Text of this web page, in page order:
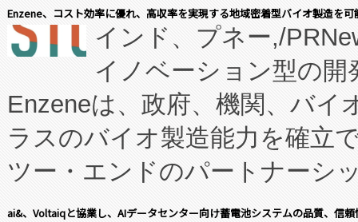
Enzene、コスト効率に優れ、高収率を実現する地域密着型バイオ製造を
インド、プネー,/
イノベーション型の
Enzeneは、政府、機関、バイ
ラスのバイオ製造能力を確立
ツー・エンドのパートナーシ
表しました。 同社の実績ある
ai&、Voltaiqと協業し、AIデータセンター向け蓄電池システムの品質、信